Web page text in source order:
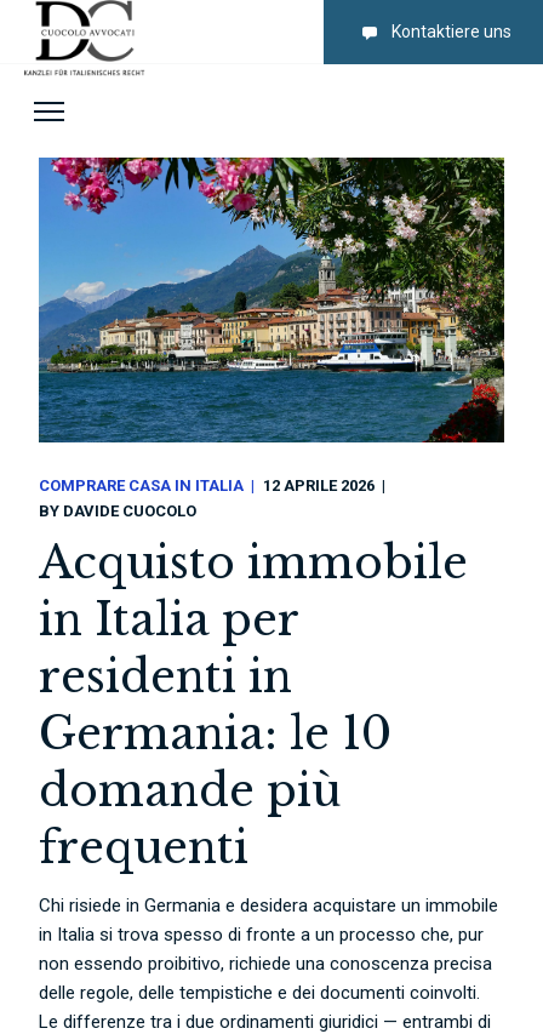
Kontaktiere uns
COMPRARE CASA IN ITALIA
12 APRILE 2026
BY DAVIDE CUOCOLO
Acquisto immobile
in Italia per
residenti in
Germania: le 10
domande più
frequenti
Chi risiede in Germania e desidera acquistare un immobile
in Italia si trova spesso di fronte a un processo che, pur
non essendo proibitivo, richiede una conoscenza precisa
delle regole, delle tempistiche e dei documenti coinvolti.
Le differenze tra i due ordinamenti giuridici — entrambi di